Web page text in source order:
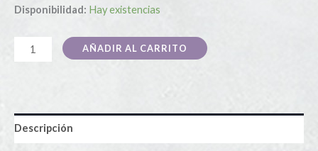
Disponibilidad: Hay existencias
AÑADIR AL CARRITO
Descripción